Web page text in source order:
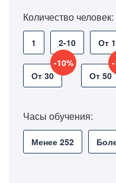
Количество человек:
1 2-10 От
От 30
-10%
От 50
Часы обучения:
Менее 252